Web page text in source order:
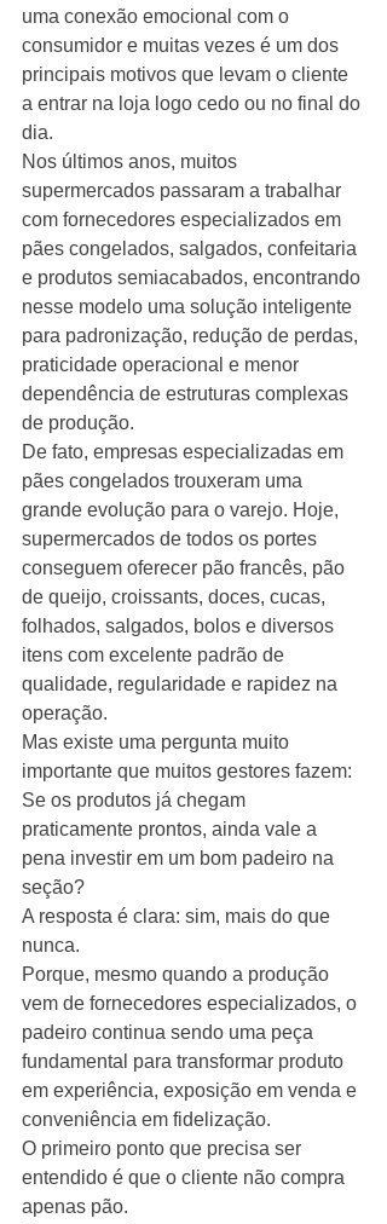
uma conexão emocional com o
consumidor e muitas vezes é um dos
principais motivos que levam o cliente
a entrar na loja logo cedo ou no final do
dia.
Nos últimos anos, muitos
supermercados passaram a trabalhar
com fornecedores especializados em
pães congelados, salgados, confeitaria
e produtos semiacabados, encontrando
nesse modelo uma solução inteligente
para padronização, redução de perdas,
praticidade operacional e menor
dependência de estruturas complexas
de produção.
De fato, empresas especializadas em
pães congelados trouxeram uma
grande evolução para o varejo. Hoje,
supermercados de todos os portes
conseguem oferecer pão francês, pão
de queijo, croissants, doces, cucas,
folhados, salgados, bolos e diversos
itens com excelente padrão de
qualidade, regularidade e rapidez na
operação.
Mas existe uma pergunta muito
importante que muitos gestores fazem:
Se os produtos já chegam
praticamente prontos, ainda vale a
pena investir em um bom padeiro na
seção?
A resposta é clara: sim, mais do que
nunca.
Porque, mesmo quando a produção
vem de fornecedores especializados, o
padeiro continua sendo uma peça
fundamental para transformar produto
em experiência, exposição em venda e
conveniência em fidelização.
O primeiro ponto que precisa ser
entendido é que o cliente não compra
apenas pão.